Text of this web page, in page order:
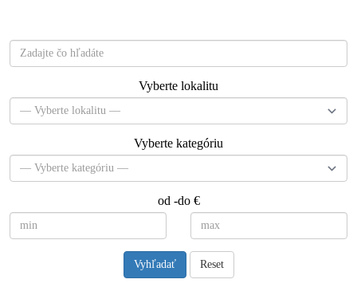
Vyberte lokalitu
Vyberte kategóriu
od -do €
Vyhľadať Reset